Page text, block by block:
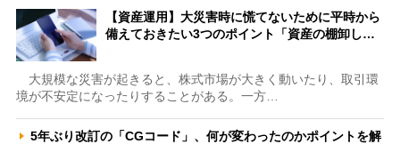
【資産運用】大災害時に慌てないために平時から
備えておきたい3つのポイント「資産の棚卸し…
大規模な災害が起きると、株式市場が大きく動いたり、取引環
境が不安定になったりすることがある。一方…
5年ぶり改訂の「CGコード」、何が変わったのかポイントを解